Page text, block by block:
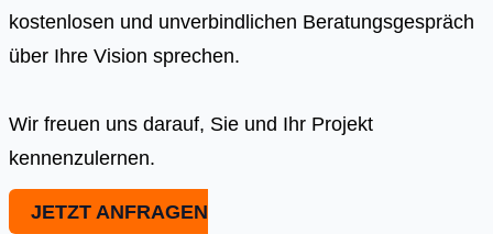
kostenlosen und unverbindlichen Beratungsgespräch
über Ihre Vision sprechen.
Wir freuen uns darauf, Sie und Ihr Projekt
kennenzulernen.
JETZT ANFRAGEN